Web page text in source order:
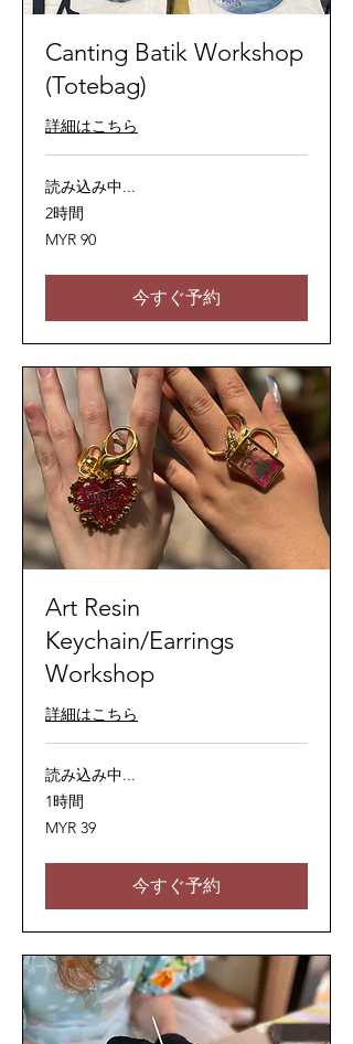
Canting Batik Workshop
(Totebag)
詳細はこちら
読み込み中...
2時間
90
マ
ー
リ
ッ
ト
MYR 90
今すぐ予約
Art Resin
Keychain/Earrings
Workshop
詳細はこちら
読み込み中...
1時間
39
マ
ー
リ
ッ
ト
MYR 39
今すぐ予約